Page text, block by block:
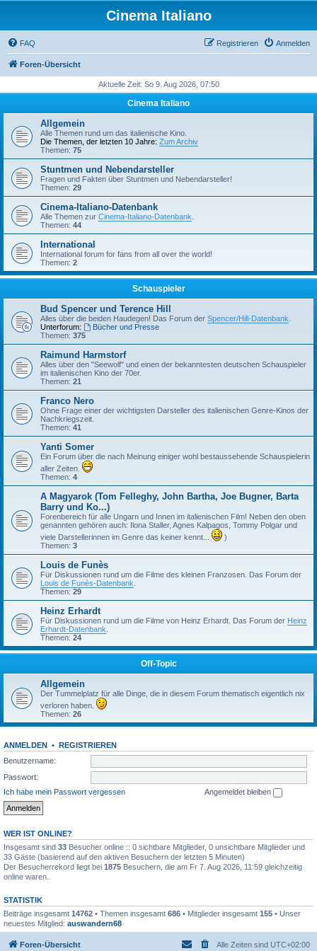
Cinema Italiano
FAQ Anmelden
Registrieren
Foren-Übersicht
Aktuelle Zeit: So 9. Aug 2026, 07:50
Cinema Italiano
Allgemein
Alle Themen rund um das italienische Kino.
Die Themen, der letzten 10 Jahre: Zum Archiv
Themen: 75
Stuntmen und Nebendarsteller
Fragen und Fakten über Stuntmen und Nebendarsteller!
Themen: 29
Cinema-Italiano-Datenbank
Alle Themen zur Cinema-Italiano-Datenbank
Themen: 44
International
International forum for fans from all over the world!
Themen: 2
Schauspieler
Bud Spencer und Terence Hill
Alles über die beiden Haudegen! Das Forum der Spencer/Hill-Datenbank
Unterforum:
Bücher und Presse
Themen: 375
Raimund Harmstorf
Alles über den "Seewolf" und einen der bekanntesten deutschen Schauspieler
im italienischen Kino der 70er.
Themen: 21
Franco Nero
Ohne Frage einer der wichtigsten Darsteller des italienischen Genre-Kinos der
Nachkriegszeit.
Themen: 41
Yanti Somer
Ein Forum über die nach Meinung einiger wohl bestaussehende Schauspielerin
aller Zeiten.
Themen: 4
A Magyarok (Tom Felleghy, John Bartha, Joe Bugner, Barta
Barry und Ko...)
Forenbereich für alle Ungarn und Innen im italienischen Film! Neben den oben
genannten gehören auch: Ilona Staller, Agnes Kalpagos, Tommy Polgar und
viele Darstellerinnen im Genre das keiner kennt...
)
Themen: 3
Louis de Funès
Für Diskussionen rund um die Filme des kleinen Franzosen. Das Forum der
Louis de Funès-Datenbank
Themen: 29
Heinz Erhardt
Für Diskussionen rund um die Filme von Heinz Erhardt. Das Forum der Heinz
Erhardt-Datenbank
Themen: 24
Off-Topic
Allgemein
Der Tummelplatz für alle Dinge, die in diesem Forum thematisch eigentlich nix
verloren haben.
Themen: 26
ANMELDEN • REGISTRIEREN
Benutzername:
Passwort:
Ich habe mein Passwort vergessen
Angemeldet bleiben
WER IST ONLINE?
Insgesamt sind 33 Besucher online :: 0 sichtbare Mitglieder, 0 unsichtbare Mitglieder und
33 Gäste (basierend auf den aktiven Besuchern der letzten 5 Minuten)
Der Besucherrekord liegt bei 1875 Besuchern, die am Fr 7. Aug 2026, 11:59 gleichzeitig
online waren.
STATISTIK
Beiträge insgesamt 14762 • Themen insgesamt 686 • Mitglieder insgesamt 155 • Unser
neuestes Mitglied: auswandern68
Foren-Übersicht Alle Zeiten sind UTC+02:00